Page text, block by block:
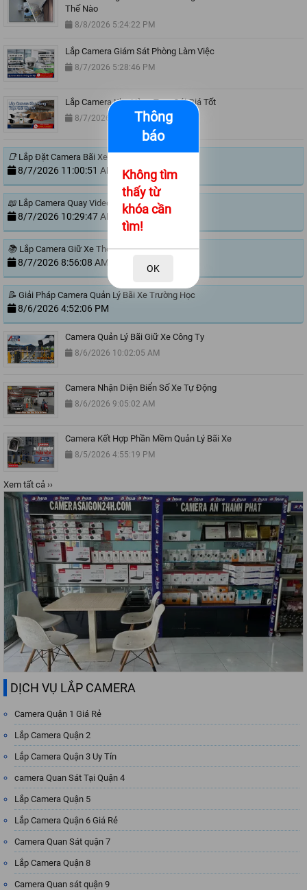
Thông
báo
Không tìm
thấy từ
khóa cần
tìm!
OK
Thế Nào
8/8/2026 5:24:22 PM
Lắp Camera Giám Sát Phòng Làm Việc
8/7/2026 5:28:46 PM
Lắp Camera Kho Hàng Trọn Gói Giá Tốt
8/7/2026 3:23:06 PM
📑 Lắp Đặt Camera Bãi Xe
8/7/2026 11:00:51 AM
📖 Lắp Camera Quay Video Đóng Hàng Ngoài Sàn
8/7/2026 10:29:47 AM
📚 Lắp Camera Giữ Xe Thông Minh
8/7/2026 8:56:08 AM
📝 Giải Pháp Camera Quản Lý Bãi Xe Trường Học
8/6/2026 4:52:06 PM
Camera Quản Lý Bãi Giữ Xe Công Ty
8/6/2026 10:02:05 AM
Camera Nhận Diện Biển Số Xe Tự Động
8/6/2026 9:05:02 AM
Camera Kết Hợp Phần Mềm Quản Lý Bãi Xe
8/5/2026 4:55:19 PM
Xem tất cả ››
DỊCH VỤ LẮP CAMERA
Camera Quận 1 Giá Rẻ
Lắp Camera Quận 2
Lắp Camera Quận 3 Uy Tín
camera Quan Sát Tại Quận 4
Lắp Camera Quận 5
Lắp Camera Quận 6 Giá Rẻ
Camera Quan Sát quận 7
Lắp Camera Quận 8
Camera Quan sát quận 9